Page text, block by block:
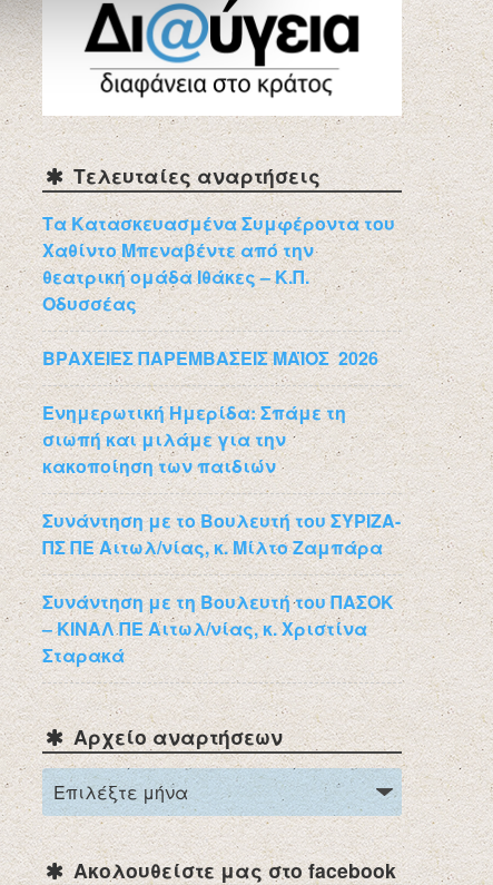
Τελευταίες αναρτήσεις
Τα Κατασκευασμένα Συμφέροντα του
Χαθίντο Μπεναβέντε από την
θεατρική ομάδα Ιθάκες – Κ.Π.
Οδυσσέας
ΒΡΑΧΕΙΕΣ ΠΑΡΕΜΒΑΣΕΙΣ ΜΑΪΟΣ 2026
Ενημερωτική Ημερίδα: Σπάμε τη
σιωπή και μιλάμε για την
κακοποίηση των παιδιών
Συνάντηση με το Βουλευτή του ΣΥΡΙΖΑ-
ΠΣ ΠΕ Αιτωλ/νίας, κ. Μίλτο Ζαμπάρα
Συνάντηση με τη Βουλευτή του ΠΑΣΟΚ
– ΚΙΝΑΛ ΠΕ Αιτωλ/νίας, κ. Χριστίνα
Σταρακά
Αρχείο αναρτήσεων
Ακολουθείστε μας στο facebook